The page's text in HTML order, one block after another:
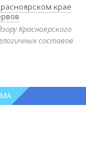
крае
Красноярского
составов